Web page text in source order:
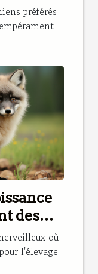
préférés
des
où
l'élevage